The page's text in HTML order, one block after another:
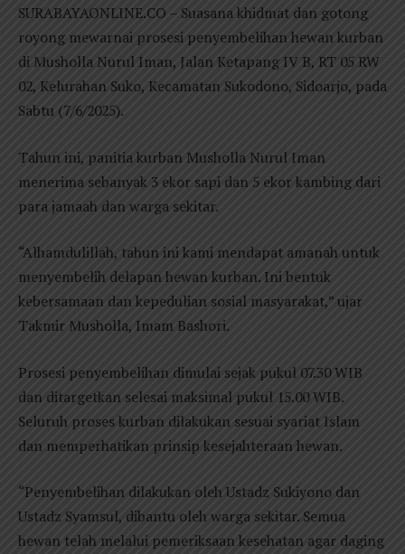
SURABAYAONLINE.CO – Suasana khidmat dan gotong
royong mewarnai prosesi penyembelihan hewan kurban
di Musholla Nurul Iman, Jalan Ketapang IV B, RT 05 RW
02, Kelurahan Suko, Kecamatan Sukodono, Sidoarjo, pada
Sabtu (7/6/2025).
Tahun ini, panitia kurban Musholla Nurul Iman
menerima sebanyak 3 ekor sapi dan 5 ekor kambing dari
para jamaah dan warga sekitar.
“Alhamdulillah, tahun ini kami mendapat amanah untuk
menyembelih delapan hewan kurban. Ini bentuk
kebersamaan dan kepedulian sosial masyarakat,” ujar
Takmir Musholla, Imam Bashori.
Prosesi penyembelihan dimulai sejak pukul 07.30 WIB
dan ditargetkan selesai maksimal pukul 15.00 WIB.
Seluruh proses kurban dilakukan sesuai syariat Islam
dan memperhatikan prinsip kesejahteraan hewan.
“Penyembelihan dilakukan oleh Ustadz Sukiyono dan
Ustadz Syamsul, dibantu oleh warga sekitar. Semua
hewan telah melalui pemeriksaan kesehatan agar daging